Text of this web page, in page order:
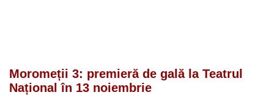
Moromeții 3: premieră de gală la Teatrul
Național în 13 noiembrie